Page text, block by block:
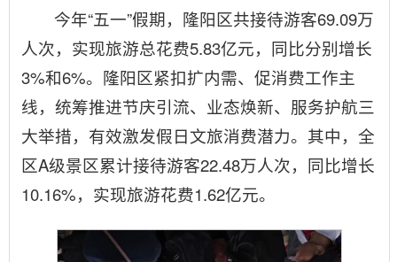
今年“五一”假期，隆阳区共接待游客69.09万
人次，实现旅游总花费5.83亿元，同比分别增长
3%和6%。隆阳区紧扣扩内需、促消费工作主
线，统筹推进节庆引流、业态焕新、服务护航三
大举措，有效激发假日文旅消费潜力。其中，全
区A级景区累计接待游客22.48万人次，同比增长
10.16%，实现旅游花费1.62亿元。